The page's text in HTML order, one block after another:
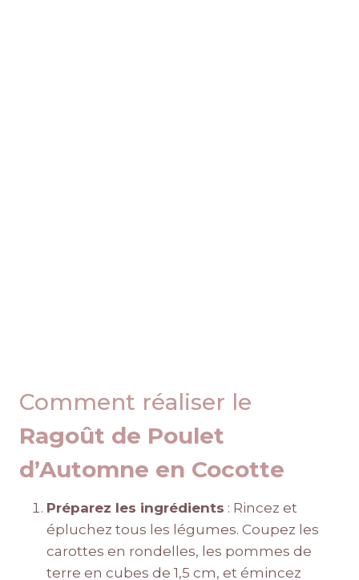
Comment réaliser le
Ragoût de Poulet
d’Automne en Cocotte
Préparez les ingrédients : Rincez et
épluchez tous les légumes. Coupez les
carottes en rondelles, les pommes de
terre en cubes de 1,5 cm, et émincez